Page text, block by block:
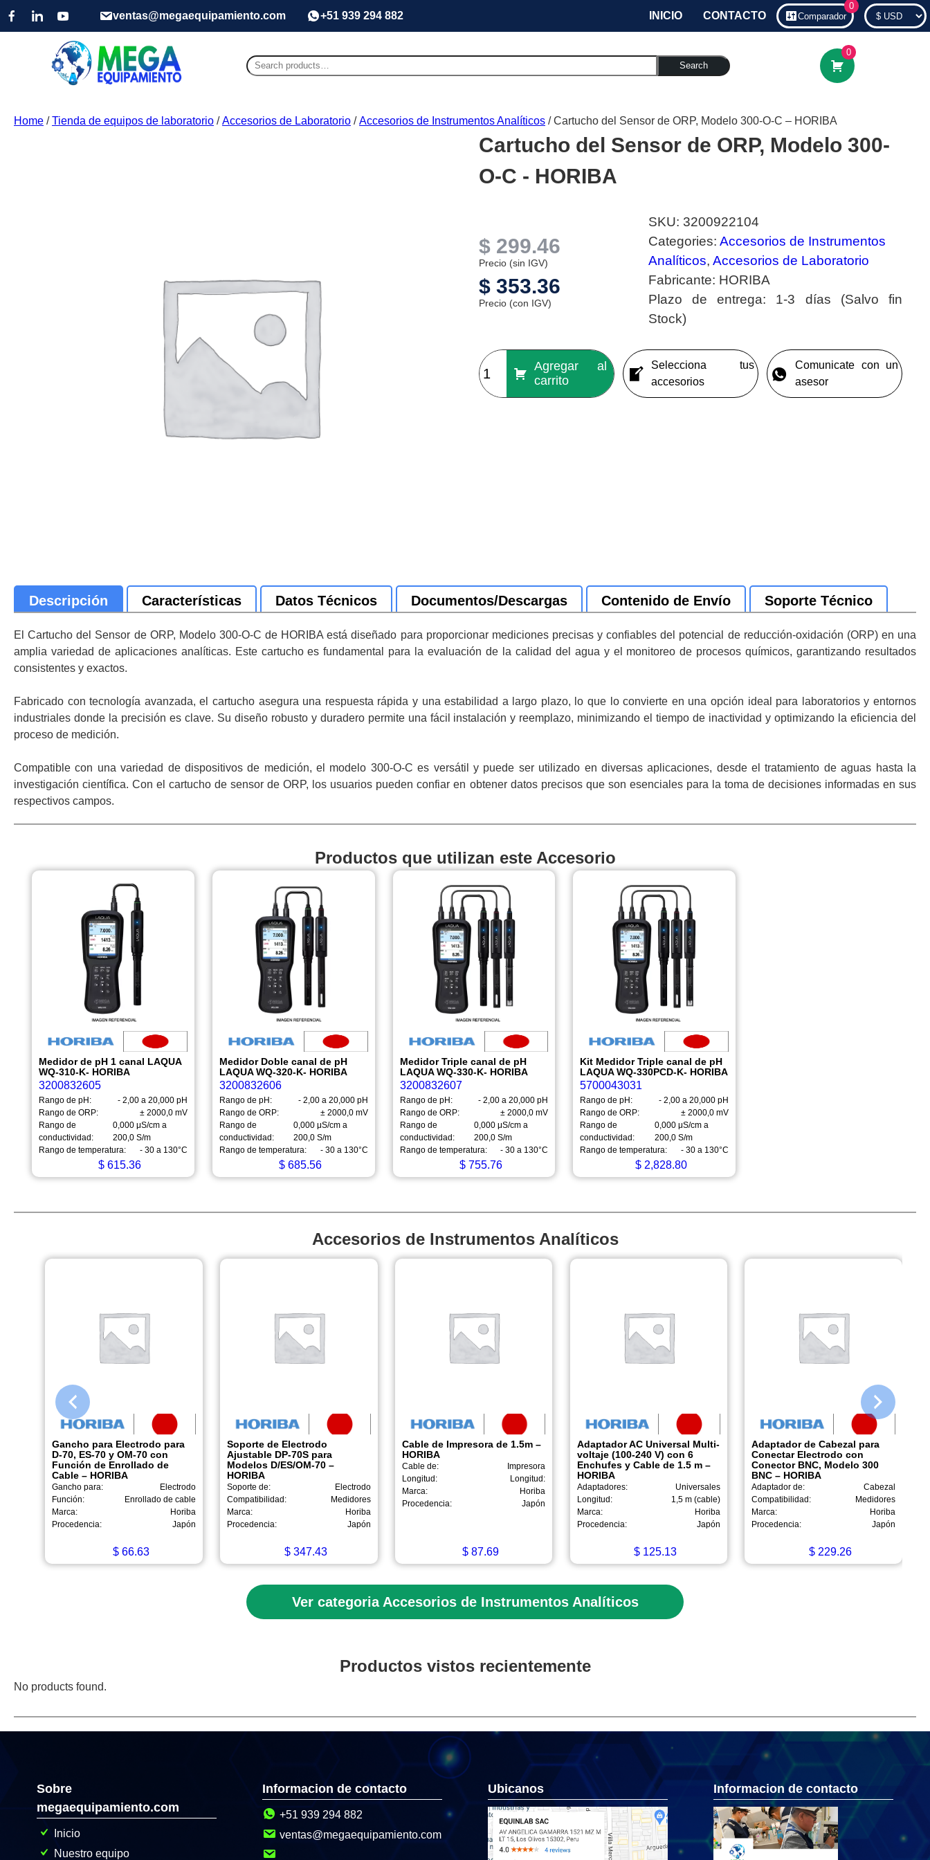
ventas@megaequipamiento.com +51 939 294 882 INICIO CONTACTO
0
Comparador
Search
for:
Search
0
Home /Tienda de equipos de laboratorio /Accesorios de Laboratorio /Accesorios de Instrumentos Analíticos / Cartucho del Sensor de ORP, Modelo 300-O-C – HORIBA
Cartucho del Sensor de ORP, Modelo 300-
O-C - HORIBA
$ 299.46
Precio (sin IGV)
$ 353.36
Precio (con IGV)
SKU: 3200922104
Categories: Accesorios de Instrumentos
Analíticos, Accesorios de Laboratorio
Fabricante: HORIBA
Plazo de entrega: 1-3 días (Salvo fin
Stock)
Agregar al
carrito
Selecciona tus
accesorios
Comunicate con un
asesor
Descripción Características Datos Técnicos Documentos/Descargas Contenido de Envío Soporte Técnico
El Cartucho del Sensor de ORP, Modelo 300-O-C de HORIBA está diseñado para proporcionar mediciones precisas y confiables del potencial de reducción-oxidación (ORP) en una
amplia variedad de aplicaciones analíticas. Este cartucho es fundamental para la evaluación de la calidad del agua y el monitoreo de procesos químicos, garantizando resultados
consistentes y exactos.
Fabricado con tecnología avanzada, el cartucho asegura una respuesta rápida y una estabilidad a largo plazo, lo que lo convierte en una opción ideal para laboratorios y entornos
industriales donde la precisión es clave. Su diseño robusto y duradero permite una fácil instalación y reemplazo, minimizando el tiempo de inactividad y optimizando la eficiencia del
proceso de medición.
Compatible con una variedad de dispositivos de medición, el modelo 300-O-C es versátil y puede ser utilizado en diversas aplicaciones, desde el tratamiento de aguas hasta la
investigación científica. Con el cartucho de sensor de ORP, los usuarios pueden confiar en obtener datos precisos que son esenciales para la toma de decisiones informadas en sus
respectivos campos.
Productos que utilizan este Accesorio
Medidor de pH 1 canal LAQUA
WQ-310-K- HORIBA
3200832605
Rango de pH:
- 2,00 a 20,000 pH
Rango de ORP:
± 2000,0 mV
Rango de
conductividad:
0,000 μS/cm a
200,0 S/m
Rango de temperatura:
- 30 a 130°C
$ 615.36
Medidor Doble canal de pH
LAQUA WQ-320-K- HORIBA
3200832606
Rango de pH:
- 2,00 a 20,000 pH
Rango de ORP:
± 2000,0 mV
Rango de
conductividad:
0,000 μS/cm a
200,0 S/m
Rango de temperatura:
- 30 a 130°C
$ 685.56
Medidor Triple canal de pH
LAQUA WQ-330-K- HORIBA
3200832607
Rango de pH:
- 2,00 a 20,000 pH
Rango de ORP:
± 2000,0 mV
Rango de
conductividad:
0,000 μS/cm a
200,0 S/m
Rango de temperatura:
- 30 a 130°C
$ 755.76
Kit Medidor Triple canal de pH
LAQUA WQ-330PCD-K- HORIBA
5700043031
Rango de pH:
- 2,00 a 20,000 pH
Rango de ORP:
± 2000,0 mV
Rango de
conductividad:
0,000 μS/cm a
200,0 S/m
Rango de temperatura:
- 30 a 130°C
$ 2,828.80
Accesorios de Instrumentos Analíticos
Gancho para Electrodo para
D-70, ES-70 y OM-70 con
Función de Enrollado de
Cable – HORIBA
Gancho para:
Electrodo
Función:
Enrollado de cable
Marca:
Horiba
Procedencia:
Japón
$66.63
Soporte de Electrodo
Ajustable DP-70S para
Modelos D/ES/OM-70 –
HORIBA
Soporte de:
Electrodo
Compatibilidad:
Medidores
Marca:
Horiba
Procedencia:
Japón
$347.43
Cable de Impresora de 1.5m –
HORIBA
Cable de:
Impresora
Longitud:
Longitud:
Marca:
Horiba
Procedencia:
Japón
$ 87.69
Adaptador AC Universal Multi-
voltaje (100-240 V) con 6
Enchufes y Cable de 1.5 m –
HORIBA
Adaptadores:
Universales
Longitud:
1,5 m (cable)
Marca:
Horiba
Procedencia:
Japón
$ 125.13
Adaptador de Cabezal para
Conectar Electrodo con
Conector BNC, Modelo 300
BNC – HORIBA
Adaptador de:
Cabezal
Compatibilidad:
Medidores
Marca:
Horiba
Procedencia:
Japón
$ 229.26
Ver categoria Accesorios de Instrumentos Analíticos
Productos vistos recientemente
No products found.
Sobre
megaequipamiento.com
Inicio
Nuestro equipo
Informacion de contacto
+51 939 294 882
ventas@megaequipamiento.com
Ubicanos Informacion de contacto